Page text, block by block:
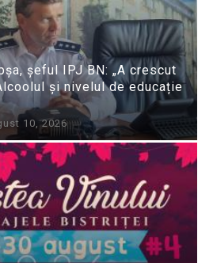
șeful IPJ BN: „A crescut
și nivelul de educație
10, 2026